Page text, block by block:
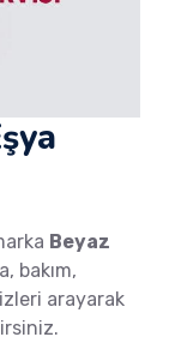
Beyaz
bakım,
arayarak